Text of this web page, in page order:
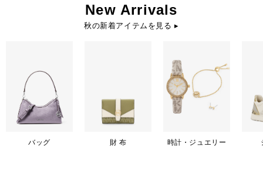
New Arrivals
秋の新着アイテムを見る ▸
バッグ 財 布 時計・ジュエリー